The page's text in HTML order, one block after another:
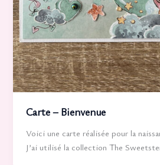
Carte – Bienvenue
Voici une carte réalisée pour la
J’ai utilisé la collection The